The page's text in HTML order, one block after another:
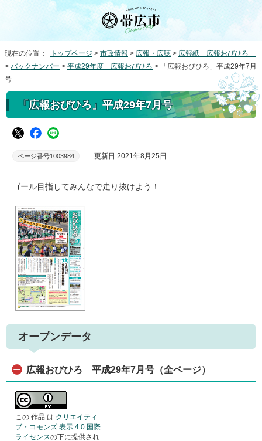
現在の位置： トップページ > 市政情報 > 広報・広聴 > 広報紙「広報おびひろ」
> バックナンバー > 平成29年度 広報おびひろ > 「広報おびひろ」平成29年7月
号
「広報おびひろ」平成29年7月号
ページ番号1003984 更新日 2021年8月25日
ゴール目指してみんなで走り抜けよう！
オープンデータ
広報おびひろ 平成29年7月号（全ページ）
この 作品 は クリエイティ
ブ・コモンズ 表示 4.0 国際
ライセンスの下に提供され